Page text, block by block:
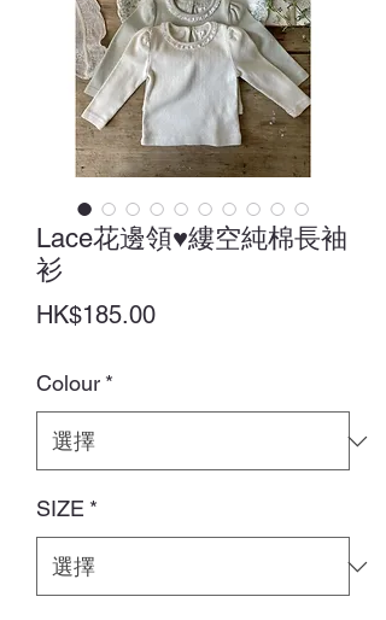
Lace花邊領♥縷空純棉長袖
衫
HK$185.00價
Colour *
SIZE *